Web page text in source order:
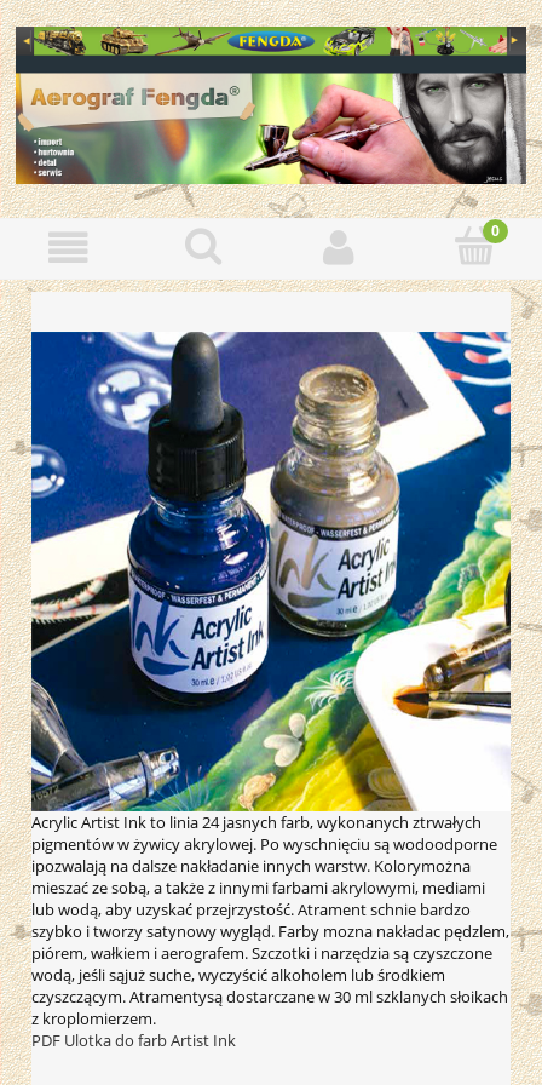
Acrylic Artist Ink to linia 24 jasnych farb, wykonanych ztrwałych
pigmentów w żywicy akrylowej. Po wyschnięciu są wodoodporne
ipozwalają na dalsze nakładanie innych warstw. Kolorymożna
mieszać ze sobą, a także z innymi farbami akrylowymi, mediami
lub wodą, aby uzyskać przejrzystość. Atrament schnie bardzo
szybko i tworzy satynowy wygląd. Farby mozna nakładac pędzlem,
piórem, wałkiem i aerografem. Szczotki i narzędzia są czyszczone
wodą, jeśli sąjuż suche, wyczyścić alkoholem lub środkiem
czyszczącym. Atramentysą dostarczane w 30 ml szklanych słoikach
z kroplomierzem.
PDF Ulotka do farb Artist Ink